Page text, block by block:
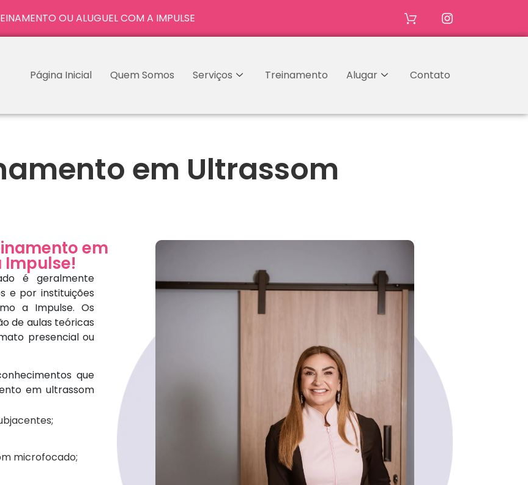
OU ALUGUEL COM A IMPULSE
Página Inicial Quem Somos Serviços Treinamento Alugar Contato
em Ultrassom
em
Impulse!
é geralmente
e por instituições
a Impulse. Os
de aulas teóricas
presencial ou
que
em ultrassom
microfocado;